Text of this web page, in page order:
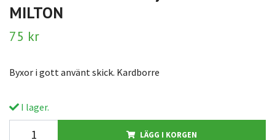
MILTON
75 kr
Byxor i gott använt skick. Kardborre
I lager.
LÄGG I KORGEN